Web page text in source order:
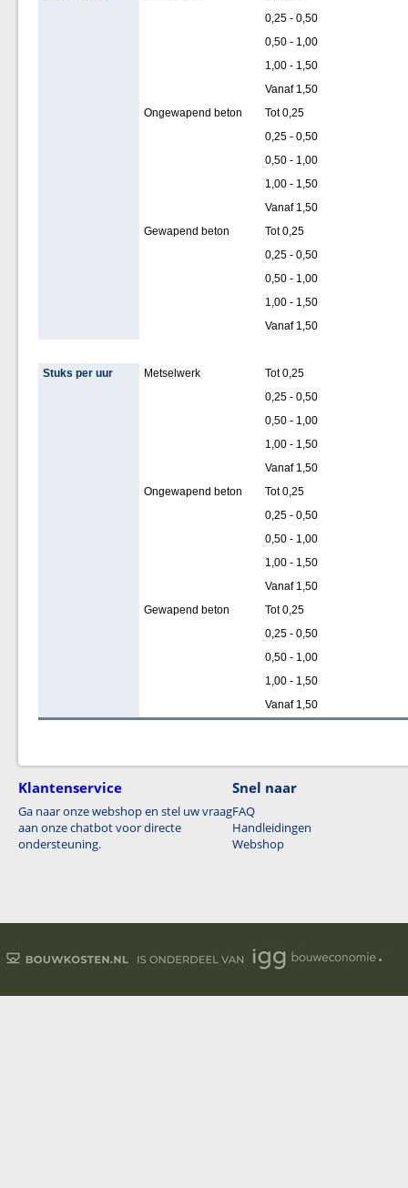
0,25 - 0,50
0,50 - 1,00
1,00 - 1,50
Vanaf 1,50
Ongewapend beton
Tot 0,25
0,25 - 0,50
0,50 - 1,00
1,00 - 1,50
Vanaf 1,50
Gewapend beton
Tot 0,25
0,25 - 0,50
0,50 - 1,00
1,00 - 1,50
Vanaf 1,50
Stuks per uur Metselwerk
Tot 0,25
0,25 - 0,50
0,50 - 1,00
1,00 - 1,50
Vanaf 1,50
Ongewapend beton
Tot 0,25
0,25 - 0,50
0,50 - 1,00
1,00 - 1,50
Vanaf 1,50
Gewapend beton
Tot 0,25
0,25 - 0,50
0,50 - 1,00
1,00 - 1,50
Vanaf 1,50
Klantenservice
Ga naar onze webshop en stel uw vraag
aan onze chatbot voor directe
ondersteuning.
Snel naar
FAQ
Handleidingen
Webshop